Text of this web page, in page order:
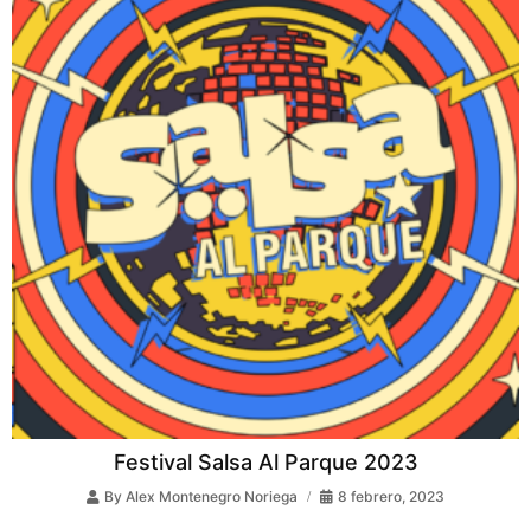
Festival Salsa Al Parque 2023
By Alex Montenegro Noriega 8 febrero, 2023